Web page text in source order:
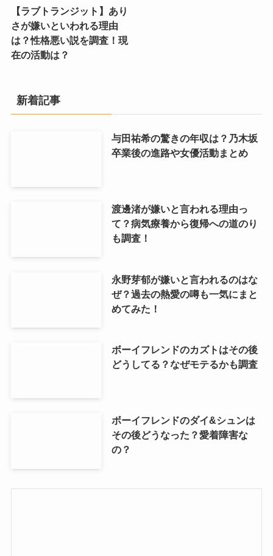
【ラブトランジット】あり
さが嫌いといわれる理由
は？性格悪い説を調査！現
在の活動は？
新着記事
与田祐希の驚きの年収は？乃木坂
卒業後の進路や女優活動まとめ
渡邊渚が嫌いと言われる理由っ
て？病気療養から復帰への道のり
も調査！
永野芽郁が嫌いと言われるのはな
ぜ？過去の熱愛の噂も一気にまと
めてみた！
ボーイフレンドのカズトはその後
どうしてる？なぜモテるかも調査
ボーイフレンドのダイ&シュンは
その後どうなった？愛着障害な
の？